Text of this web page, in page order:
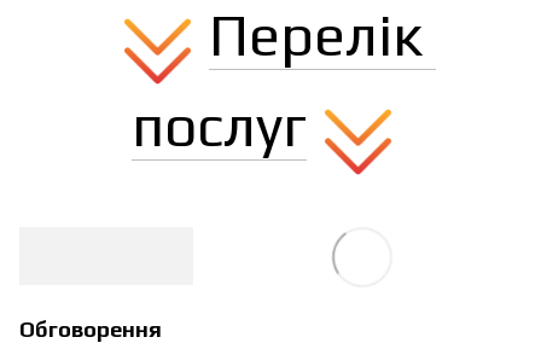
Перелік
послуг
Обговорення